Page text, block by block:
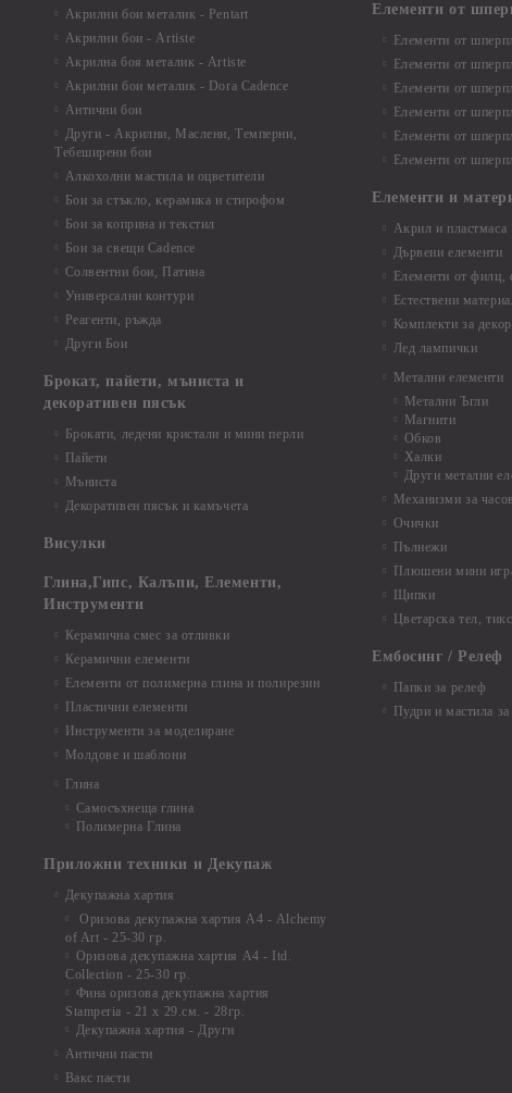
Акрилни бои металик - Pentart
Акрилни бои - Artiste
Акрилна боя металик - Artiste
Акрилни бои металик - Dora Cadence
Антични бои
Други - Акрилни, Маслени, Темперни,
Тебеширени бои
Алкохолни мастила и оцветители
Бои за стъкло, керамика и стирофом
Бои за коприна и текстил
Бои за свещи Cadence
Солвентни бои, Патина
Универсални контури
Реагенти, ръжда
Други Бои
Брокат, пайети, мъниста и
декоративен пясък
Брокати, ледени кристали и мини перли
Пайети
Мъниста
Декоративен пясък и камъчета
Висулки
Глина,Гипс, Калъпи, Елементи,
Инструменти
Керамична смес за отливки
Керамични елементи
Елементи от полимерна глина и полирезин
Пластични елементи
Инструменти за моделиране
Молдове и шаблони
Глина
Самосъхнеща глина
Полимерна Глина
Приложни техники и Декупаж
Декупажна хартия
Оризова декупажна хартия А4 - Alchemy
of Art - 25-30 гр.
Оризова декупажна хартия А4 - Itd.
Collection - 25-30 гр.
Фина оризова декупажна хартия
Stamperia - 21 х 29.см. - 28гр.
Декупажна хартия - Други
Антични пасти
Вакс пасти
Елементи от
Елементи от
Елементи от
Елементи от
Елементи от
Елементи от
Елементи от
Елементи и
Акрил и пластмаса
Дървени елементи
Елементи от филц,
Естествени
Комплекти за
Лед лампички
Метални елементи
Метални Ъгли
Магнити
Обков
Халки
Други метални
Механизми за
Очички
Пълнежи
Плюшени мини
Щипки
Цветарска тел,
Ембосинг / Релеф
Папки за релеф
Пудри и мастила